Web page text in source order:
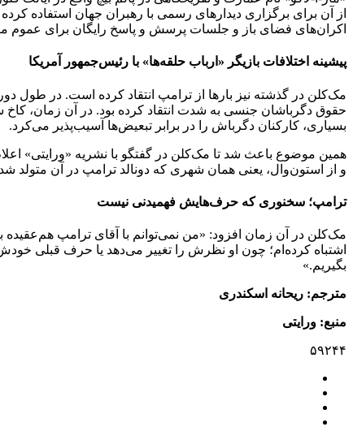
از آن برای برگزاری دیدارهای رسمی با رهبران جهان استفاده
اکران‌های فضای باز و جلسات پرسش و پاسخ رایگان برای عموم
پیشینه اختلافات بازیگر «ارباب حلقه‌ها» با رئیس‌جمهور آمریکا
حقوق دگرباشان جنسی به شدت انتقاد کرده بود. در آن زمان، کاخ
بسیاری، کارکنان دگرباش را در برابر تبعیض‌ها آسیب‌پذیر می‌کرد.
همین موضوع باعث شد تا مک‌کلن در گفتگو با نشریه «ورایتی»
و از استون‌وال، یعنی همان شهری که دونالد ترامپ در آن متولد
ترامپ؛ سخنوری که حرف‌هایش فهمیدنی نیست
مک‌کلن در آن زمان افزود: «من نمی‌توانم با آقای ترامپ
اشتباه کرده‌ام؛ چون او نظرش را تغییر می‌دهد یا حرف قبلی
بگیریم.»
مترجم: ریحانه اسکندری
منبع: ورایتی
۵۹۲۴۴